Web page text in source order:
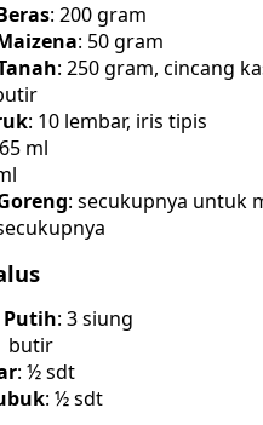
: 200 gram
: 50 gram
: 250 gram, cincang
: 10 lembar, iris tipis
ml
: secukupnya untuk
Putih: 3 siung
butir
: ½ sdt
: ½ sdt